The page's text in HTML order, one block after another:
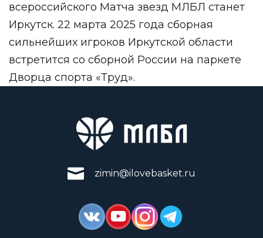
всероссийского Матча звезд МЛБЛ станет
Иркутск. 22 марта 2025 года сборная
сильнейших игроков Иркутской области
встретится со сборной России на паркете
Дворца спорта «Труд».
zimin@ilovebasket.ru